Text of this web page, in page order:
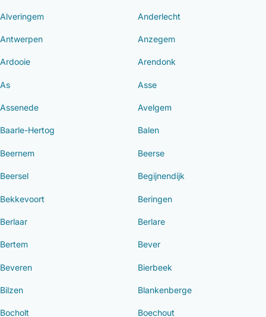
Alveringem Anderlecht
Antwerpen Anzegem
Ardooie Arendonk
As Asse
Assenede Avelgem
Baarle-Hertog Balen
Beernem Beerse
Beersel Begijnendijk
Bekkevoort Beringen
Berlaar Berlare
Bertem Bever
Beveren Bierbeek
Bilzen Blankenberge
Bocholt Boechout